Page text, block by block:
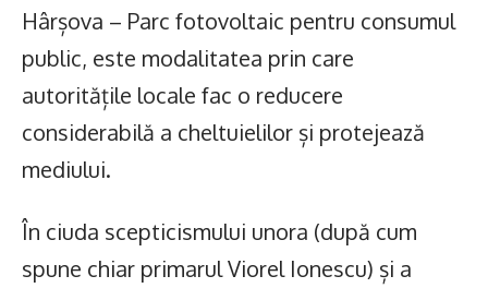
Hârșova – Parc fotovoltaic pentru consumul
public, este modalitatea prin care
autoritățile locale fac o reducere
considerabilă a cheltuielilor și protejează
mediului.
În ciuda scepticismului unora (după cum
spune chiar primarul Viorel Ionescu) și a